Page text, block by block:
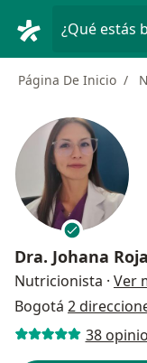
¿Qué estás
Página De Inicio
Dra. Johana
Nutricionista · Ver
Bogotá 2
38